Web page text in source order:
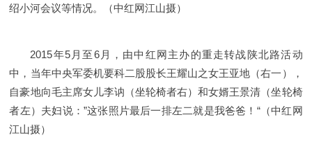
绍小河会议等情况。（中红网江山摄）
2015年5月至6月，由中红网主办的重走转战陕北路活动
中，当年中央军委机要科二股股长王耀山之女王亚地（右一），
自豪地向毛主席女儿李讷（坐轮椅者右）和女婿王景清（坐轮椅
者左）夫妇说：”这张照片最后一排左二就是我爸爸！“（中红网
江山摄）